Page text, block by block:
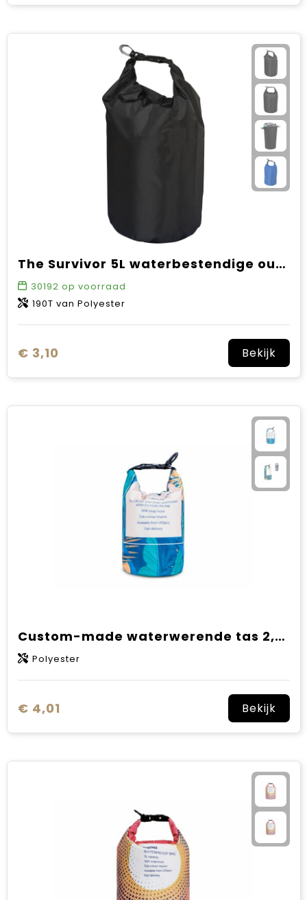
The Survivor 5L waterbestendige outdoor tas
30192 op voorraad
190T van Polyester
€ 3,10 Bekijk
Custom-made waterwerende tas 2,5L IPX6
Polyester
€ 4,01 Bekijk